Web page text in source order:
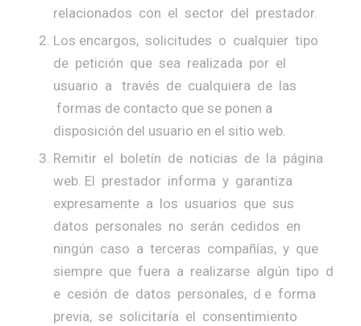
relacionados con el sector del prestador.
Los encargos, solicitudes o cualquier tipo
de petición que sea realizada por el
usuario a través de cualquiera de las
formas de contacto que se ponen a
disposición del usuario en el sitio web.
Remitir el boletín de noticias de la página
web. El prestador informa y garantiza
expresamente a los usuarios que sus
datos personales no serán cedidos en
ningún caso a terceras compañías, y que
siempre que fuera a realizarse algún tipo d
e cesión de datos personales, d e forma
previa, se solicitaría el consentimiento